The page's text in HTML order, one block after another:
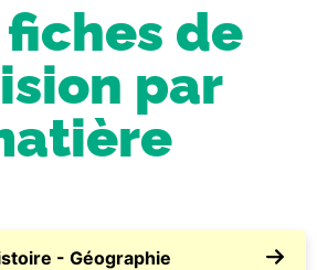
fiches de
par
- Géographie